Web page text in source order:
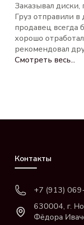
Заказывал диски,
Груз отправили в
продавец всегда
хорошо
рекомендовал
Смотреть весь...
Контакты
+7 (913)
630004, г.
Фёдора